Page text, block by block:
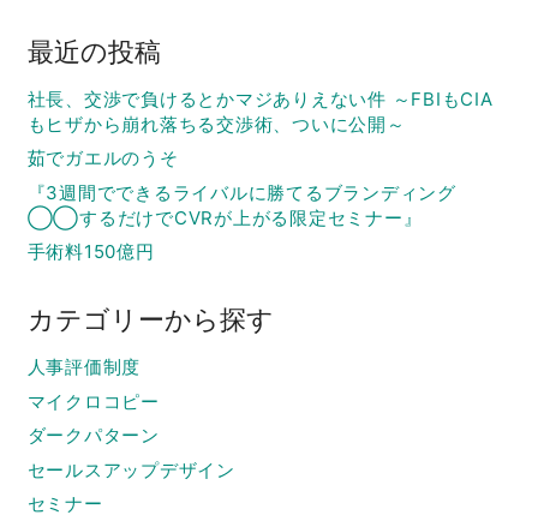
最近の投稿
社長、交渉で負けるとかマジありえない件 ～FBIもCIA
もヒザから崩れ落ちる交渉術、ついに公開～
茹でガエルのうそ
『3週間でできるライバルに勝てるブランディング
◯◯するだけでCVRが上がる限定セミナー』
手術料150億円
カテゴリーから探す
人事評価制度
マイクロコピー
ダークパターン
セールスアップデザイン
セミナー